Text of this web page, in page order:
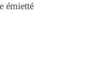
émietté